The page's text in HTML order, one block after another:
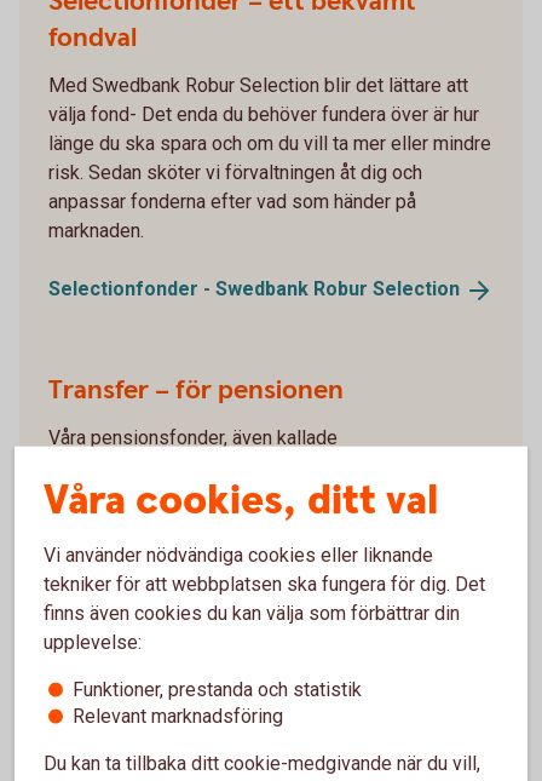
fondval
Med Swedbank Robur Selection blir det lättare att
välja fond- Det enda du behöver fundera över är hur
länge du ska spara och om du vill ta mer eller mindre
risk. Sedan sköter vi förvaltningen åt dig och
anpassar fonderna efter vad som händer på
marknaden.
Selectionfonder - Swedbank Robur Selection
Transfer – för pensionen
Våra pensionsfonder, även kallade
marknadsläget och hur långt du har kvar till din
pension. Med Swedbank Robur Transfer får du ett
enkelt och bekvämt fondsparande för sparandet till
din pension.
Pensionsfonder - Swedbank Robur
Våra cookies, ditt val
Vi använder nödvändiga cookies eller liknande
tekniker för att webbplatsen ska fungera för dig. Det
finns även cookies du kan välja som förbättrar din
upplevelse:
Funktioner, prestanda och statistik
Relevant marknadsföring
Du kan ta tillbaka ditt cookie-medgivande när du vill,